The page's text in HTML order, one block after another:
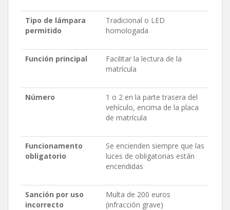
Tipo de lámpara
permitido
Tradicional o LED
homologada
Función principal
Facilitar la lectura de la
matrícula
Número
1 o 2 en la parte trasera del
vehículo, encima de la placa
de matrícula
Funcionamento
obligatorio
Se encienden siempre que las
luces de obligatorias están
encendidas
Sanción por uso
incorrecto
Multa de 200 euros
(infracción grave)